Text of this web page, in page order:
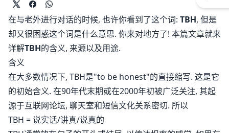
在与老外进行对话的时候, 也许你看到了这个词: TBH, 但是
却又很困惑这个词是什么意思. 你来对地方了! 本篇文章就来
详解TBH的含义, 来源以及用途.
含义
在大多数情况下, TBH是"to be honest"的直接缩写. 这是它
的初始含义. 在90年代末期或在2000年初被广泛关注, 其起
源于互联网论坛, 聊天室和短信文化关系密切. 所以
TBH = 说实话/讲真/说真的